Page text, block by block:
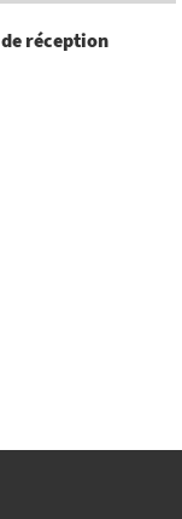
réception